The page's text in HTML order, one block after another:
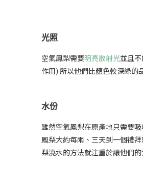
光照
空氣鳳梨需要明亮散射光並且
作用) 所以他們比顏色較深綠的
水份
雖然空氣鳳梨在原產地只需要
鳳梨大約每兩、三天到一個禮
梨澆水的方法就注重於讓他們